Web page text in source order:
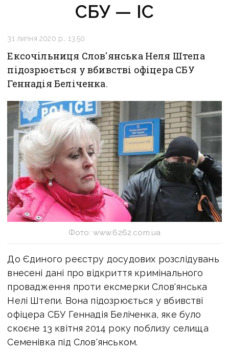
СБУ — ІС
31 липня 2020 р., 13:50
Ексочільниця Слов'янська Неля Штепа
підозрюється у вбивстві офіцера СБУ
Геннадія Беліченка.
Фото: www.6262.com.ua
До Єдиного реєстру досудових розслідувань
внесені дані про відкриття кримінального
провадження проти ексмерки Слов'янська
Нелі Штепи. Вона підозрюється у вбивстві
офіцера СБУ Геннадія Беліченка, яке було
скоєне 13 квітня 2014 року поблизу селища
Семенівка під Слов'янськом.